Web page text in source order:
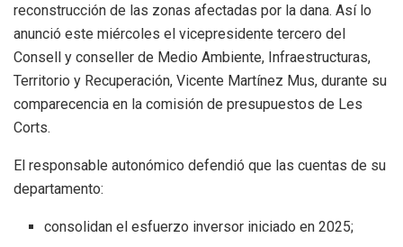
reconstrucción de las zonas afectadas por la dana. Así lo
anunció este miércoles el vicepresidente tercero del
Consell y conseller de Medio Ambiente, Infraestructuras,
Territorio y Recuperación, Vicente Martínez Mus, durante su
comparecencia en la comisión de presupuestos de Les
Corts.
El responsable autonómico defendió que las cuentas de su
departamento:
consolidan el esfuerzo inversor iniciado en 2025;